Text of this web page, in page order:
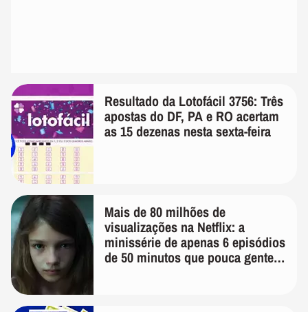
Resultado da Lotofácil 3756: Três
apostas do DF, PA e RO acertam
as 15 dezenas nesta sexta-feira
Mais de 80 milhões de
visualizações na Netflix: a
minissérie de apenas 6 episódios
de 50 minutos que pouca gente